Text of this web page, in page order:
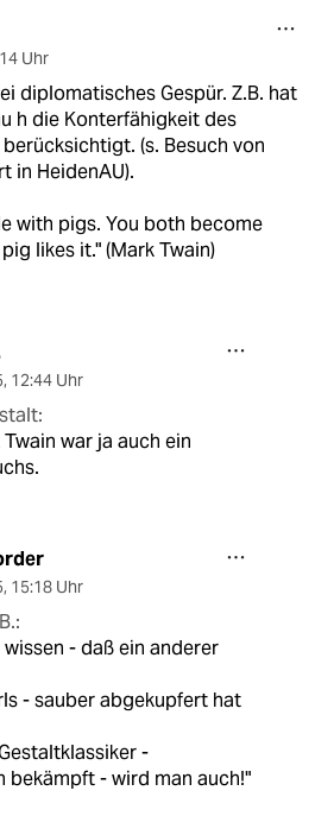
Uhr
diplomatisches Gespür. Z.B. hat
h die Konterfähigkeit des
(s. Besuch von
in HeidenAU).
with pigs. You both become
likes it." (Mark Twain)
, 12:44 Uhr
war ja auch ein
, 15:18 Uhr
wissen - daß ein anderer
- sauber abgekupfert hat
-
bekämpft - wird man auch!"